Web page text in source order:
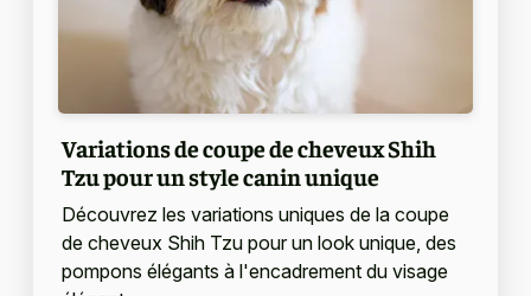
Variations de coupe de cheveux Shih
Tzu pour un style canin unique
Découvrez les variations uniques de la coupe
de cheveux Shih Tzu pour un look unique, des
pompons élégants à l'encadrement du visage